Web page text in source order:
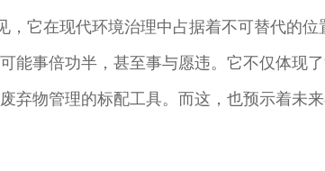
，它在现代环境治理中占据着不可替代的
能事倍功半，甚至事与愿违。它不仅体现
弃物管理的标配工具。而这，也预示着未